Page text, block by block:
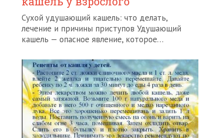
Сухой удушающий кашель: что делать,
лечение и причины приступов Удушающий
кашель — опасное явление, которое…